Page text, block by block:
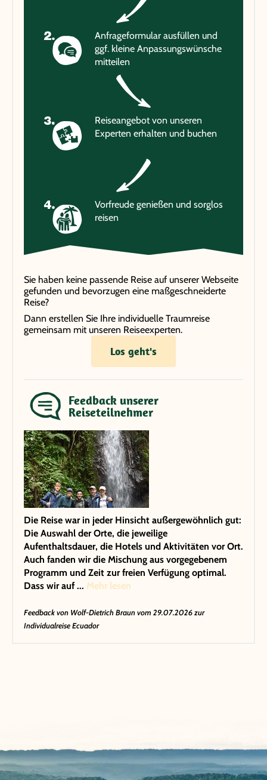
Anfrageformular ausfüllen und
ggf. kleine Anpassungswünsche
mitteilen
Reiseangebot von unseren
Experten erhalten und buchen
Vorfreude genießen und sorglos
reisen
Sie haben keine passende Reise auf unserer Webseite
gefunden und bevorzugen eine maßgeschneiderte
Reise?
Dann erstellen Sie Ihre individuelle Traumreise
gemeinsam mit unseren Reiseexperten.
Los geht's
Feedback unserer
Reiseteilnehmer
Die Reise war in jeder Hinsicht außergewöhnlich gut:
Die Auswahl der Orte, die jeweilige
Aufenthaltsdauer, die Hotels und Aktivitäten vor Ort.
Auch fanden wir die Mischung aus vorgegebenem
Programm und Zeit zur freien Verfügung optimal.
Dass wir auf ... Mehr lesen
Feedback von Wolf-Dietrich Braunvom 29.07.2026 zur
Individualreise Ecuador